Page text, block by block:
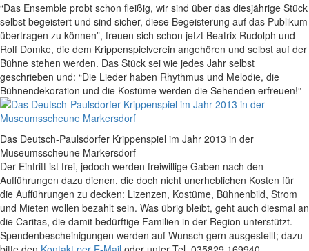
“Das Ensemble probt schon fleißig, wir sind über das diesjährige Stück
selbst begeistert und sind sicher, diese Begeisterung auf das Publikum
übertragen zu können”, freuen sich schon jetzt Beatrix Rudolph und
Rolf Domke, die dem Krippenspielverein angehören und selbst auf der
Bühne stehen werden. Das Stück sei wie jedes Jahr selbst
geschrieben und: “Die Lieder haben Rhythmus und Melodie, die
Bühnendekoration und die Kostüme werden die Sehenden erfreuen!”
Das Deutsch-Paulsdorfer Krippenspiel im Jahr 2013 in der
Museumsscheune Markersdorf
Der Eintritt ist frei, jedoch werden freiwillige Gaben nach den
Aufführungen dazu dienen, die doch nicht unerheblichen Kosten für
die Aufführungen zu decken: Lizenzen, Kostüme, Bühnenbild, Strom
und Mieten wollen bezahlt sein. Was übrig bleibt, geht auch diesmal an
die Caritas, die damit bedürftige Familien in der Region unterstützt.
Spendenbescheinigungen werden auf Wunsch gern ausgestellt; dazu